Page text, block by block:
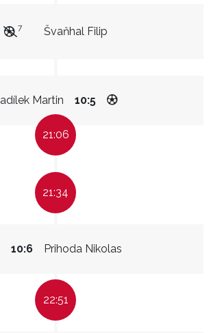
Švaňhal Filip
7
Martin 10:5
21:06
21:34
Prihoda Nikolas
10:6
22:51